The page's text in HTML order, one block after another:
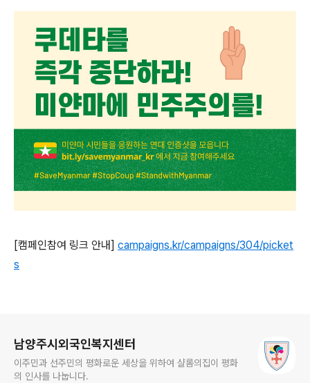
[캠페인참여 링크 안내] campaigns.kr/campaigns/304/picket
s
남양주시외국인복지센터
이주민과 선주민의 평화로운 세상을 위하여 샬롬의집이 평화
의 인사를 나눕니다.